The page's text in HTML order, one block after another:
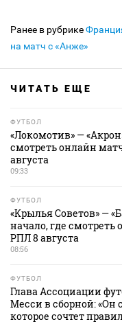
Ранее в рубрике
на матч с «Анже»
ЧИТАТЬ ЕЩЕ
ФУТБОЛ
«Локомотив» —
смотреть онлайн
августа
09:33
ФУТБОЛ
«Крылья Советов» —
начало, где смотреть
РПЛ 8 августа
08:56
ФУТБОЛ
Глава Ассоциации
Месси в сборной:
которое сочтет